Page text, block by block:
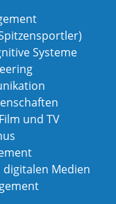
Systeme
und TV
Medien